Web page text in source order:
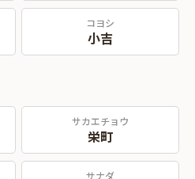
コヨシ
小吉
サカエチョウ
栄町
サナダ